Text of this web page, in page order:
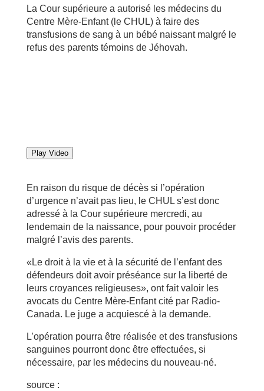
La Cour supérieure a autorisé les médecins du
Centre Mère-Enfant (le CHUL) à faire des
transfusions de sang à un bébé naissant malgré le
refus des parents témoins de Jéhovah.
Play Video
En raison du risque de décès si l’opération
d’urgence n’avait pas lieu, le CHUL s’est donc
adressé à la Cour supérieure mercredi, au
lendemain de la naissance, pour pouvoir procéder
malgré l’avis des parents.
«Le droit à la vie et à la sécurité de l’enfant des
défendeurs doit avoir préséance sur la liberté de
leurs croyances religieuses», ont fait valoir les
avocats du Centre Mère-Enfant cité par Radio-
Canada. Le juge a acquiescé à la demande.
L’opération pourra être réalisée et des transfusions
sanguines pourront donc être effectuées, si
nécessaire, par les médecins du nouveau-né.
source :